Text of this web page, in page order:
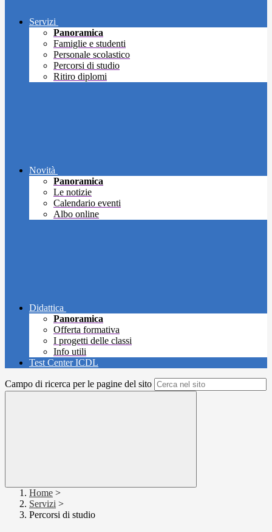
Servizi
Panoramica
Famiglie e studenti
Personale scolastico
Percorsi di studio
Ritiro diplomi
Novità
Panoramica
Le notizie
Calendario eventi
Albo online
Didattica
Panoramica
Offerta formativa
I progetti delle classi
Info utili
Test Center ICDL
Campo di ricerca per le pagine del sito
Home >
Servizi >
Percorsi di studio